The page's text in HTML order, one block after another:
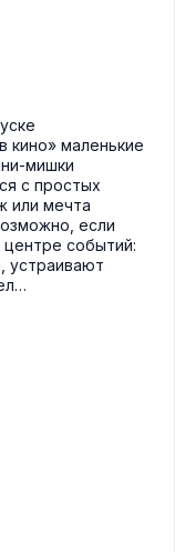
кино» маленькие
мишки
с простых
или мечта
если
событий:
устраивают